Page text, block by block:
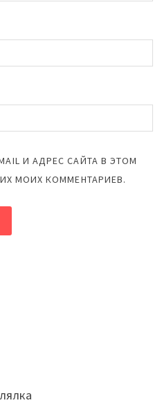
И АДРЕС САЙТА В ЭТОМ
МОИХ КОММЕНТАРИЕВ.